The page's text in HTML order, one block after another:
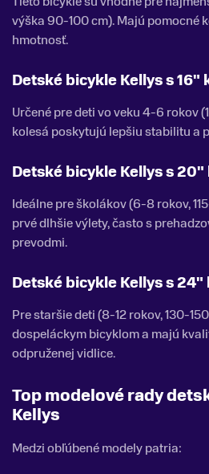
výška 90-100 cm). Majú pomocné
hmotnosť.
Detské bicykle Kellys s 16"
Určené pre deti vo veku 4-6 rokov
kolesá poskytujú lepšiu stabilitu a
Detské bicykle Kellys s
Ideálne pre školákov (6-8 rokov,
prvé dlhšie výlety, často s
prevodmi.
Detské bicykle Kellys s 24"
Pre staršie deti (8-12 rokov, 130-
dospeláckym bicyklom a majú
odpruženej vidlice.
Top modelové rady
Kellys
Medzi obľúbené modely patria: